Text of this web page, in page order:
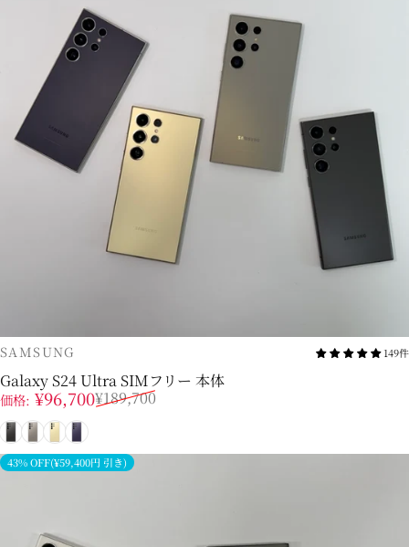
販売業者
SAMSUNG 149件
Galaxy S24 Ultra SIMフリー 本体
販売価格
価格: ¥96,700
通常価格 ¥189,700
ブラック
グレー
イエロー
バイオレット
43% OFF(¥59,400円 引き)